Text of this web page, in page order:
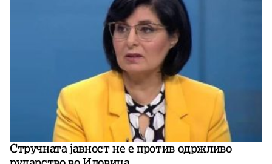
Стручната јавност не е против одржливо